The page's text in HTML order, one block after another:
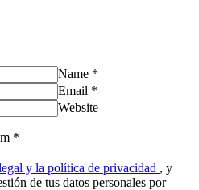
Name *
Email *
Website
*
y la política de privacidad , y
de tus datos personales por